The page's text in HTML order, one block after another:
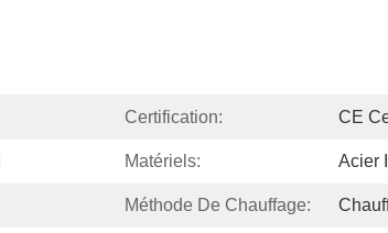
Certification: CE
Matériels: Acier
Méthode De Chauffage: